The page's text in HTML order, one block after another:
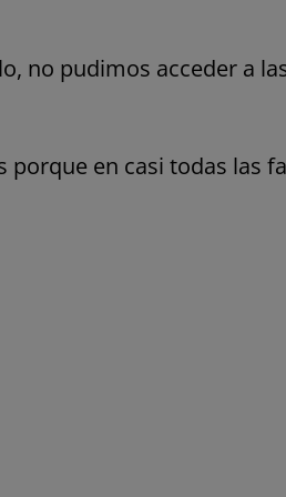
no pudimos acceder a
porque en casi todas las